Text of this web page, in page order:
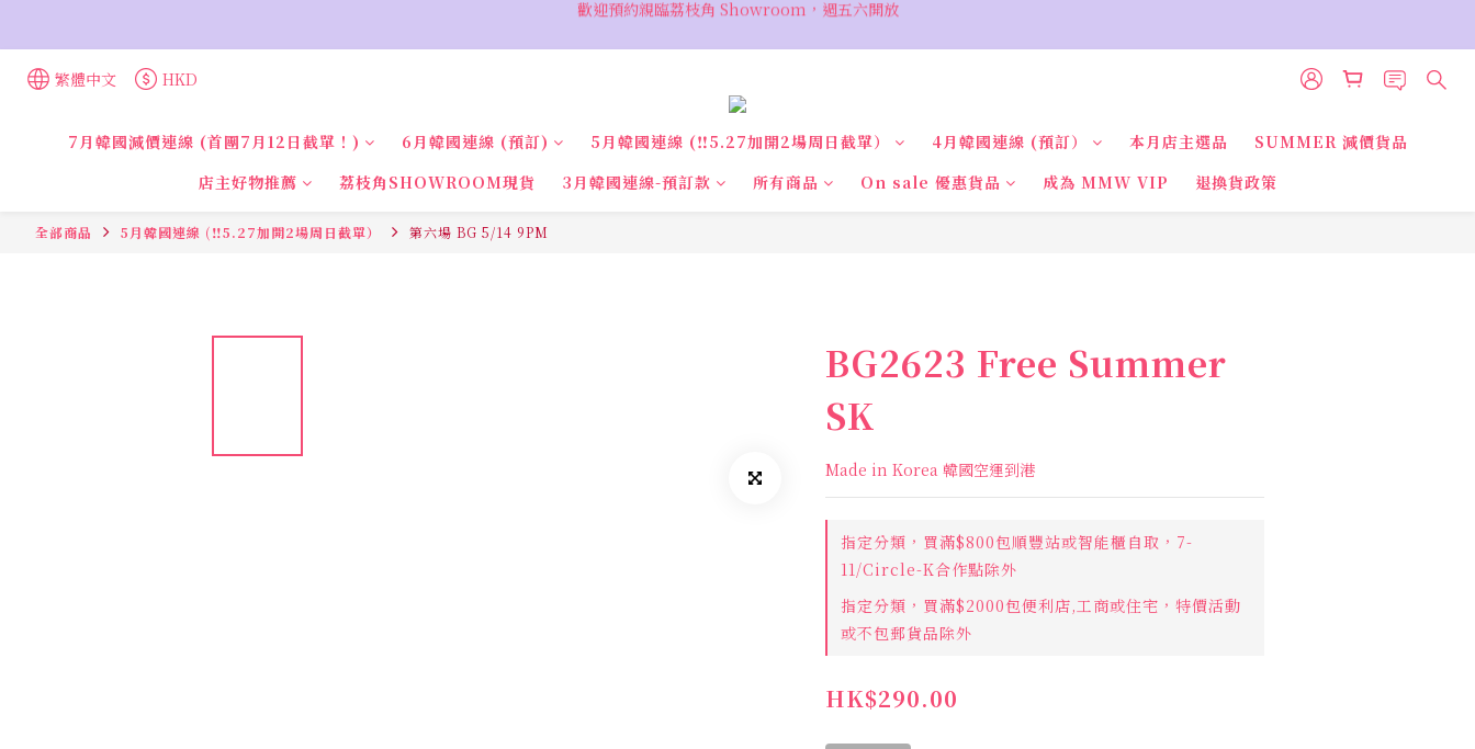
VIP 輸入優惠代碼『VIPSALE』可享折上折優惠，低至78折
繁體中文
HKD
7月韓國減價連線 (首團7月12日截單！) 6月韓國連線 (預訂) 5月韓國連線 (‼️5.27加開2場周日截單） 4月韓國連線 (預訂） 本月店主選品
SUMMER 減價貨品
店主好物推薦
荔枝角SHOWROOM現貨 3月韓國連線-預訂款 所有商品 On sale 優惠貨品 成為 MMW VIP 退換貨政策
全部商品 5月韓國連線 (‼️5.27加開2場周日截單） 第六場 BG 5/14 9PM
BG2623 Free Summer
SK
Made in Korea 韓國空運到港
指定分類，買滿$800包順豐站或智能櫃自取，7-
11/Circle-K合作點除外
指定分類，買滿$2000包便利店,工商或住宅，特價活動
或不包郵貨品除外
HK$290.00